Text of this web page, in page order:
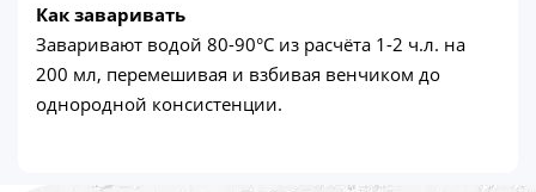
Как заваривать
Заваривают водой 80-90°С из расчёта 1-2 ч.л. на
200 мл, перемешивая и взбивая венчиком до
однородной консистенции.